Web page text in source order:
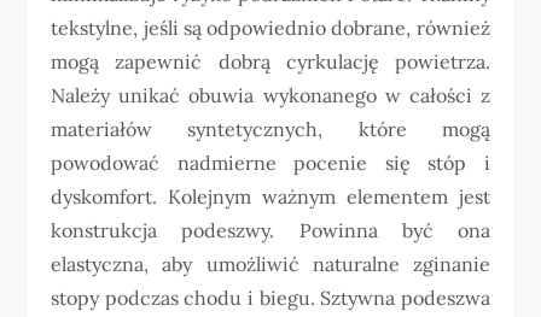
tekstylne, jeśli są odpowiednio dobrane, również
mogą zapewnić dobrą cyrkulację powietrza.
Należy unikać obuwia wykonanego w całości z
materiałów syntetycznych, które mogą
powodować nadmierne pocenie się stóp i
dyskomfort. Kolejnym ważnym elementem jest
konstrukcja podeszwy. Powinna być ona
elastyczna, aby umożliwić naturalne zginanie
stopy podczas chodu i biegu. Sztywna podeszwa